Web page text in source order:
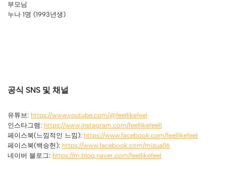
부모님
누나 1명 (1993년생)
공식 SNS 및 채널
유튜브: https://www.youtube.com/@feellikefeel
인스타그램: https://www.instagram.com/feellikefeel1
페이스북(느낌적인 느낌): https://www.facebook.com/feellikefeel
페이스북(백승헌): https://www.facebook.com/mizual16
네이버 블로그: https://m.blog.naver.com/feellikefeel